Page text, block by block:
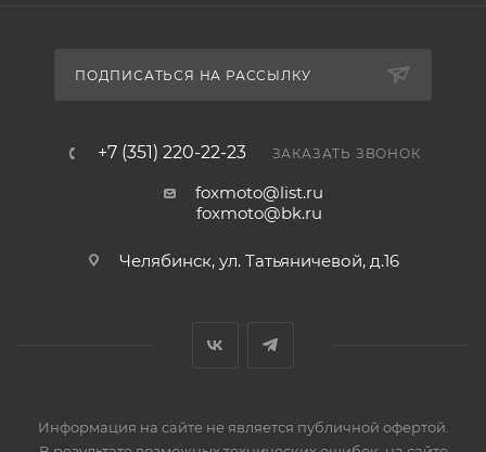
ПОДПИСАТЬСЯ НА РАССЫЛКУ
+7 (351) 220-22-23 ЗАКАЗАТЬ ЗВОНОК
foxmoto@list.ru
foxmoto@bk.ru
Челябинск, ул. Татьяничевой, д.16
Информация на сайте не является публичной офертой.